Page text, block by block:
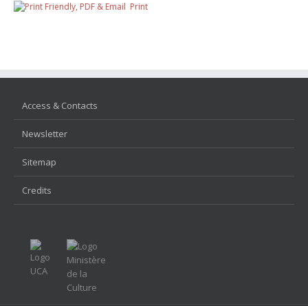
Print
Access & Contacts
Newsletter
Sitemap
Credits